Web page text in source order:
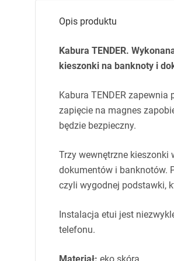
Opis produktu
Kabura TENDER.
kieszonki na banknoty i
Kabura TENDER zapewnia
zapięcie na magnes
będzie bezpieczny.
Trzy wewnętrzne
dokumentów i banknotów.
czyli wygodnej podstawki,
Instalacja etui jest
telefonu.